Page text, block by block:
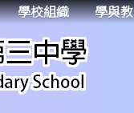
學校組織 學與教